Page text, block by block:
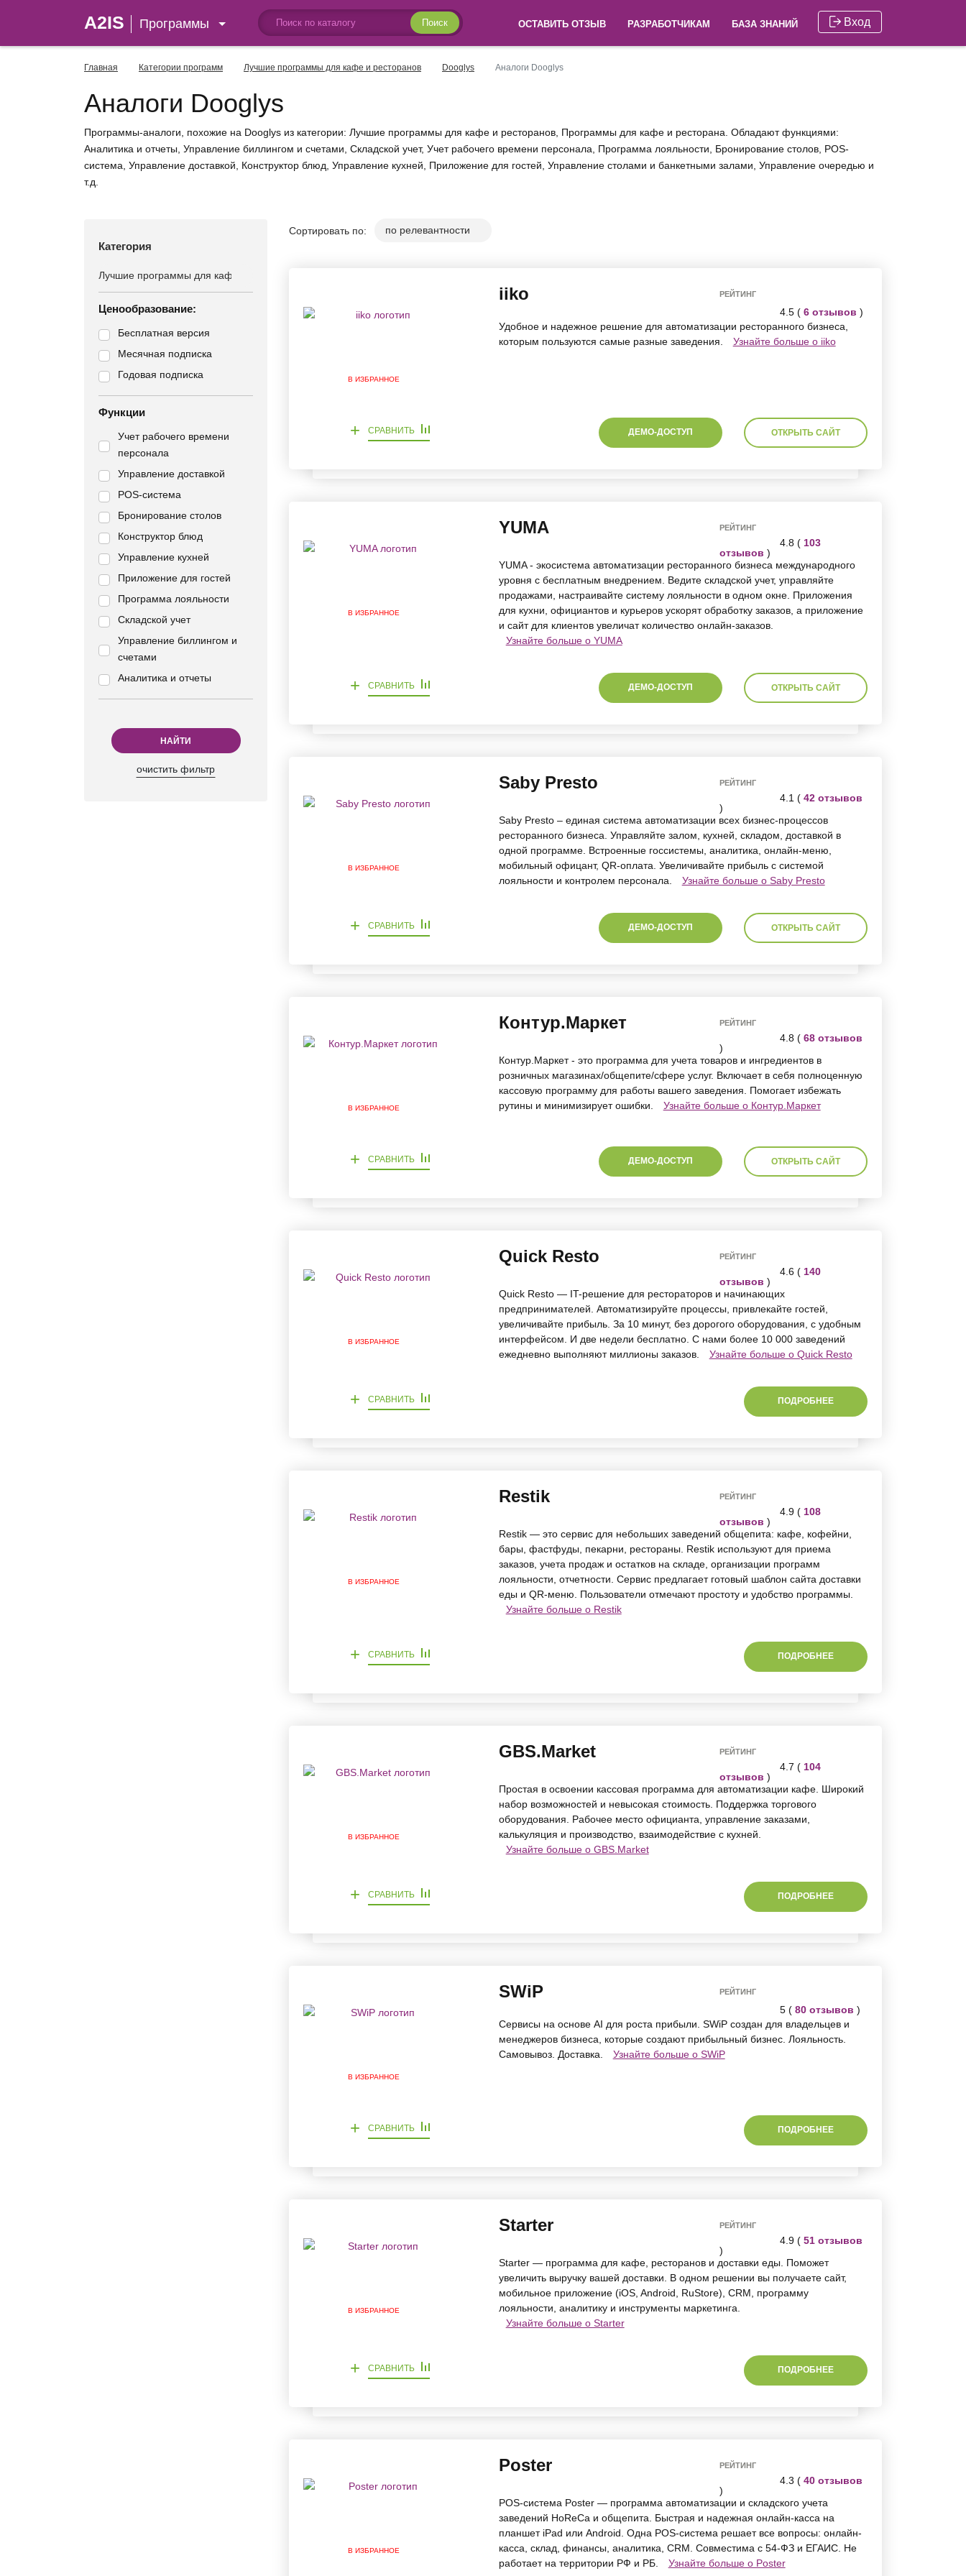
A2IS Программы ОСТАВИТЬ ОТЗЫВ РАЗРАБОТЧИКАМ БАЗА ЗНАНИЙ
Поиск Вход
Главная Категории программ Лучшие программы для кафе и ресторанов Dooglys Аналоги Dooglys
Аналоги Dooglys
Программы-аналоги, похожие на Dooglys из категории: Лучшие программы для кафе и ресторанов, Программы для кафе и ресторана. Обладают функциями:
Аналитика и отчеты, Управление биллингом и счетами, Складской учет, Учет рабочего времени персонала, Программа лояльности, Бронирование столов, POS-
система, Управление доставкой, Конструктор блюд, Управление кухней, Приложение для гостей, Управление столами и банкетными залами, Управление очередью и
т.д.
Категория
Ценообразование:
Бесплатная версия
Месячная подписка
Годовая подписка
Функции
Учет рабочего времени
персонала
Управление доставкой
POS-система
Бронирование столов
Конструктор блюд
Управление кухней
Приложение для гостей
Программа лояльности
Складской учет
Управление биллингом и
счетами
Аналитика и отчеты
НАЙТИ
очистить фильтр
Сортировать по:
В ИЗБРАННОЕ
iiko РЕЙТИНГ
4.5 ( 6 отзывов )
Удобное и надежное решение для автоматизации ресторанного бизнеса,
которым пользуются самые разные заведения.
Узнайте больше о iiko
ДЕМО-ДОСТУП ОТКРЫТЬ САЙТ
+ СРАВНИТЬ
В ИЗБРАННОЕ
YUMA РЕЙТИНГ
4.8 ( 103
отзывов )
YUMA - экосистема автоматизации ресторанного бизнеса международного
уровня с бесплатным внедрением. Ведите складской учет, управляйте
продажами, настраивайте систему лояльности в одном окне. Приложения
для кухни, официантов и курьеров ускорят обработку заказов, а приложение
и сайт для клиентов увеличат количество онлайн-заказов.
Узнайте больше о YUMA
ДЕМО-ДОСТУП ОТКРЫТЬ САЙТ
+ СРАВНИТЬ
В ИЗБРАННОЕ
Saby Presto РЕЙТИНГ
4.1 ( 42 отзывов
)
Saby Presto – единая система автоматизации всех бизнес-процессов
ресторанного бизнеса. Управляйте залом, кухней, складом, доставкой в
одной программе. Встроенные госсистемы, аналитика, онлайн-меню,
мобильный офицант, QR-оплата. Увеличивайте прибыль с системой
лояльности и контролем персонала.
Узнайте больше о Saby Presto
ДЕМО-ДОСТУП ОТКРЫТЬ САЙТ
+ СРАВНИТЬ
В ИЗБРАННОЕ
Контур.Маркет РЕЙТИНГ
4.8 ( 68 отзывов
)
Контур.Маркет - это программа для учета товаров и ингредиентов в
розничных магазинах/общепите/сфере услуг. Включает в себя полноценную
кассовую программу для работы вашего заведения. Помогает избежать
рутины и минимизирует ошибки.
Узнайте больше о Контур.Маркет
ДЕМО-ДОСТУП ОТКРЫТЬ САЙТ
+ СРАВНИТЬ
В ИЗБРАННОЕ
Quick Resto РЕЙТИНГ
4.6 ( 140
отзывов )
Quick Resto — IT-решение для рестораторов и начинающих
предпринимателей. Автоматизируйте процессы, привлекайте гостей,
увеличивайте прибыль. За 10 минут, без дорогого оборудования, с удобным
интерфейсом. И две недели бесплатно. С нами более 10 000 заведений
ежедневно выполняют миллионы заказов.
Узнайте больше о Quick Resto
ПОДРОБНЕЕ
+ СРАВНИТЬ
В ИЗБРАННОЕ
Restik РЕЙТИНГ
4.9 ( 108
отзывов )
Restik — это сервис для небольших заведений общепита: кафе, кофейни,
бары, фастфуды, пекарни, рестораны. Restik используют для приема
заказов, учета продаж и остатков на складе, организации программ
лояльности, отчетности. Сервис предлагает готовый шаблон сайта доставки
еды и QR-меню. Пользователи отмечают простоту и удобство программы.
Узнайте больше о Restik
ПОДРОБНЕЕ
+ СРАВНИТЬ
В ИЗБРАННОЕ
GBS.Market РЕЙТИНГ
4.7 ( 104
отзывов )
Простая в освоении кассовая программа для автоматизации кафе. Широкий
набор возможностей и невысокая стоимость. Поддержка торгового
оборудования. Рабочее место официанта, управление заказами,
калькуляция и производство, взаимодействие с кухней.
Узнайте больше о GBS.Market
ПОДРОБНЕЕ
+ СРАВНИТЬ
В ИЗБРАННОЕ
SWiP РЕЙТИНГ
5 ( 80 отзывов )
Сервисы на основе AI для роста прибыли. SWiP создан для владельцев и
менеджеров бизнеса, которые создают прибыльный бизнес. Лояльность.
Самовывоз. Доставка.
Узнайте больше о SWiP
ПОДРОБНЕЕ
+ СРАВНИТЬ
В ИЗБРАННОЕ
Starter РЕЙТИНГ
4.9 ( 51 отзывов
)
Starter — программа для кафе, ресторанов и доставки еды. Поможет
увеличить выручку вашей доставки. В одном решении вы получаете сайт,
мобильное приложение (iOS, Android, RuStore), CRM, программу
лояльности, аналитику и инструменты маркетинга.
Узнайте больше о Starter
ПОДРОБНЕЕ
+ СРАВНИТЬ
В ИЗБРАННОЕ
Poster РЕЙТИНГ
4.3 ( 40 отзывов
)
POS-система Poster — программа автоматизации и складского учета
заведений HoReCa и общепита. Быстрая и надежная онлайн-касса на
планшет iPad или Android. Одна POS-система решает все вопросы: онлайн-
касса, склад, финансы, аналитика, CRM. Совместима с 54-ФЗ и ЕГАИС. Не
работает на территории РФ и РБ.
Узнайте больше о Poster